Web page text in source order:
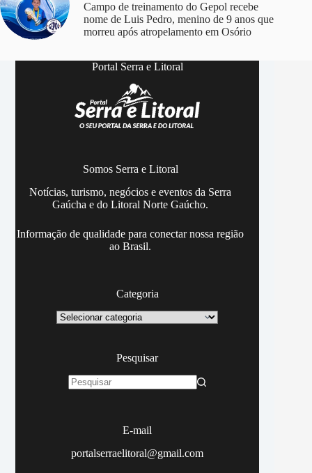
Campo de treinamento do Gepol recebe
nome de Luis Pedro, menino de 9 anos que
morreu após atropelamento em Osório
Portal Serra e Litoral
Somos Serra e Litoral
Notícias, turismo, negócios e eventos da Serra
Gaúcha e do Litoral Norte Gaúcho.
Informação de qualidade para conectar nossa região
ao Brasil.
Categoria
Categoria
Pesquisar
E-mail
portalserraelitoral@gmail.com